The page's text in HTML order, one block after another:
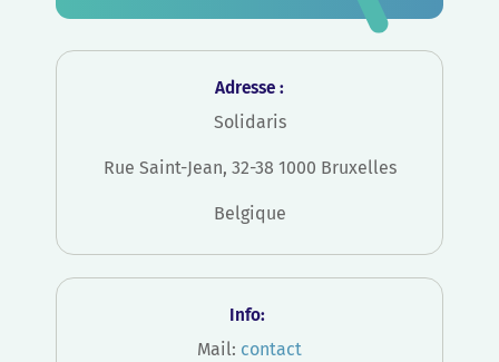
Adresse :
Solidaris
Rue Saint-Jean, 32-38 1000 Bruxelles
Belgique
Info:
Mail: contact